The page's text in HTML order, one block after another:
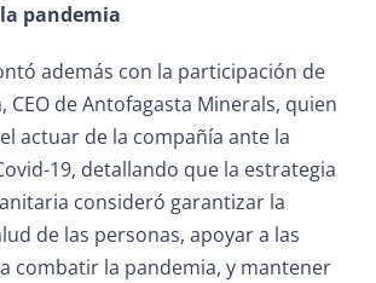
pandemia
además con la participación de
CEO de Antofagasta Minerals, quien
actuar de la compañía ante la
19, detallando que la estrategia
consideró garantizar la
de las personas, apoyar a las
combatir la pandemia, y mantener